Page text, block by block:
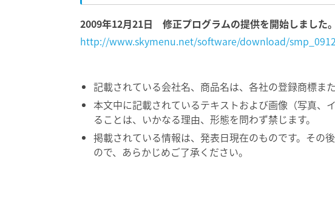
2009年12月21日 修正プログラムの提供を開始しました。
http://www.skymenu.net/software/download/
記載されている会社名、商品名は、各社の登録商標また
本文中に記載されているテキストおよび画像（写真、
ることは、いかなる理由、形態を問わず禁じます。
掲載されている情報は、発表日現在のものです。その
ので、あらかじめご了承ください。